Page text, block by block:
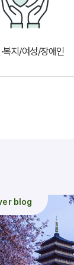
복지/여성/장애인
blog